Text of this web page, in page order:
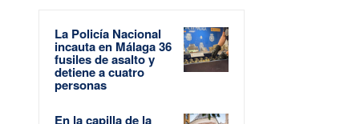
La Policía Nacional
incauta en Málaga 36
fusiles de asalto y
detiene a cuatro
personas
En la capilla de la